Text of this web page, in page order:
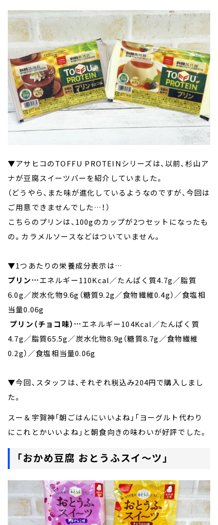
▼アサヒコのTOFFU PROTEINシリーズは、以前、杉山ア
ナが豆腐スイーツバーを紹介していました。
（どうやら、また味が進化しているようなのですが、今回は
ご用意できませんでした…！）
こちらのプリンは、100gのカップが2つセットになったも
の。カラメルソースなどはついていません。
▼1つあたりの栄養成分表示は…
プリン…エネルギー110Kcal／たんぱく質4.7g／脂質
6.0g／炭水化物9.6g（糖質9.2g／食物繊維0.4g）／食塩相
当量0.06g
プリン（チョコ味）…エネルギー104Kcal／たんぱく質
4.7g／脂質65.5g／炭水化物8.9g（糖質8.7g／食物繊維
0.2g）／食塩相当量0.06g
▼今回、スタッフは、それぞれ税込み204円で購入しまし
た。
スー＆宇賀神「朝ごはんにいいよね」「ヨーグルト代わり
にこれとかいいよね」と朝食向きの味わいが好評でした。
「おかめ豆腐 おとうふスイ～ツ」